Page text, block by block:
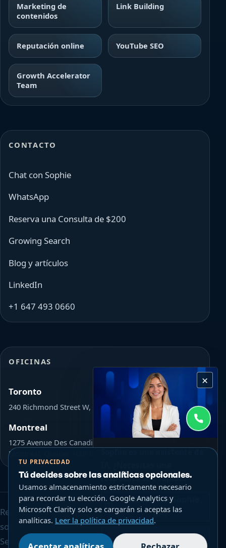
Marketing de
contenidos
Link Building
Reputación online YouTube SEO
Growth Accelerator
Team
CONTACTO
Chat con Sophie
WhatsApp
Reserva una Consulta de $200
Growing Search
Blog y artículos
LinkedIn
+1 647 493 0660
OFICINAS
Toronto
240 Richmond Street W, Toronto, ON Canada M5V 1V6
Montreal
1275 Avenue Des Canadiens-De-Montreal L'Avenue,
Montreal, Quebec H3B 0G4
Reserva una consulta SEO enfocada de $200 o explora
soporte de crecimiento más amplio con Growing
Search.
TU PRIVACIDAD
Tú decides sobre las analíticas opcionales.
Usamos almacenamiento estrictamente necesario
para recordar tu elección. Google Analytics y
Microsoft Clarity solo se cargarán si aceptas las
analíticas. Leer la política de privacidad.
×
respuesta SEO rápida?
Chatear con Sophie
(IA)